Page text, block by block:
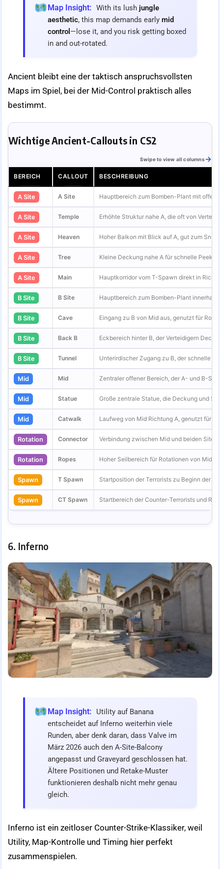
Map Insight: With its lush jungle
aesthetic, this map demands early mid
control —lose it, and you risk getting boxed
in and out-rotated.
Ancient bleibt eine der taktisch anspruchsvollsten
Maps im Spiel, bei der Mid-Control praktisch alles
bestimmt.
Wichtige Ancient-Callouts in CS2
Swipe to view all columns
BEREICH CALLOUT BESCHREIBUNG
A Site A Site Hauptbereich zum Bomben-Plant mit
A Site Temple Erhöhte Struktur nahe A, die oft von
A Site Heaven Hoher Balkon mit Blick auf A, gut zum
A Site Tree Kleine Deckung nahe A für schnelle Peeks
A Site Main Hauptkorridor vom T-Spawn direkt in
B Site B Site Hauptbereich zum Bomben-Plant
B Site Cave Eingang zu B von Mid aus, genutzt für
B Site Back B Eckbereich hinter B, der Verteidigern
B Site Tunnel Unterirdischer Zugang zu B, der schnelle
Mid Mid Zentraler offener Bereich, der A- und B-
Mid Statue Große zentrale Statue, die Deckung und
Mid Catwalk Laufweg von Mid Richtung A, genutzt für
Rotation Connector Verbindung zwischen Mid und beiden Sites
Rotation Ropes Hoher Seilbereich für Rotationen von Mid
Spawn T Spawn Startposition der Terrorists zu Beginn der
Spawn CT Spawn Startbereich der Counter-Terrorists und
6. Inferno
Map Insight:
Utility auf Banana
entscheidet auf Inferno weiterhin viele
Runden, aber denk daran, dass Valve im
März 2026 auch den A-Site-Balcony
angepasst und Graveyard geschlossen hat.
Ältere Positionen und Retake-Muster
funktionieren deshalb nicht mehr genau
gleich.
Inferno ist ein zeitloser Counter-Strike-Klassiker, weil
Utility, Map-Kontrolle und Timing hier perfekt
zusammenspielen.